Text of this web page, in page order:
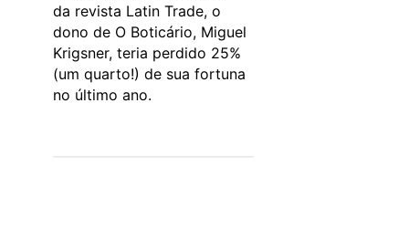
da revista Latin Trade, o
dono de O Boticário, Miguel
Krigsner, teria perdido 25%
(um quarto!) de sua fortuna
no último ano.